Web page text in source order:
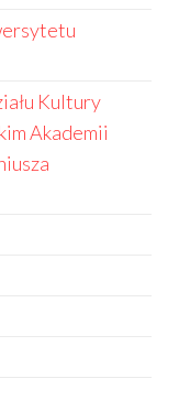
Kultury
Akademii